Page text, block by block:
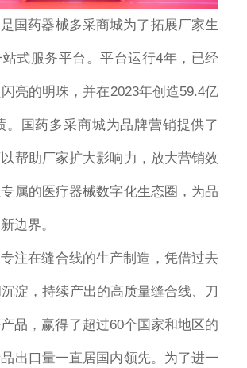
国药器械多采商城为了拓展厂家生
式服务平台。平台运行4年，已经
亮的明珠，并在2023年创造59.4亿
。国药多采商城为品牌营销提供了
帮助厂家扩大影响力，放大营销效
属的医疗器械数字化生态圈，为品
边界。
注在缝合线的生产制造，凭借过去
淀，持续产出的高质量缝合线、刀
品，赢得了超过60个国家和地区的
出口量一直居国内领先。为了进一